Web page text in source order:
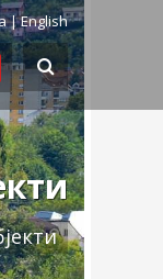
| English